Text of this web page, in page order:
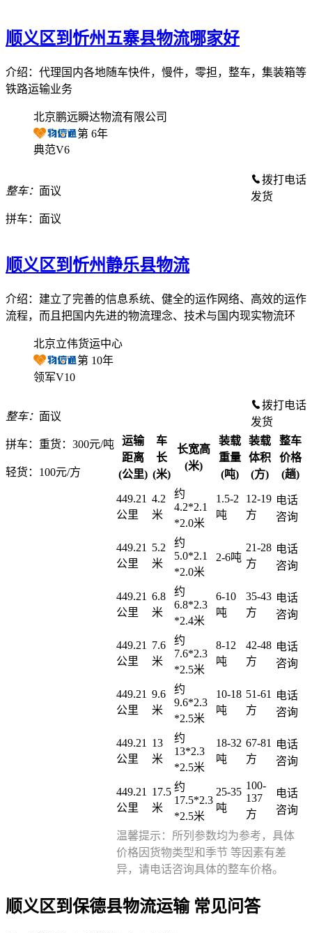
顺义区到忻州五寨县物流哪家好
介绍：代理国内各地随车快件，慢件，零担，整车，集装箱等
铁路运输业务
北京鹏远瞬达物流有限公司
第 6年
典范V6
整车： 面议
拼车： 面议
拨打电话
发货
顺义区到忻州静乐县物流
介绍：建立了完善的信息系统、健全的运作网络、高效的运作
流程，而且把国内先进的物流理念、技术与国内现实物流环
北京立伟货运中心
第 10年
领军V10
整车： 面议
拼车： 重货：300元/吨
轻货： 100元/方
拨打电话
发货
运输
距离
(公里)
车
长
(米)
长宽高
(米)
装载
重量
(吨)
装载
体积
(方)
整车
价格
(趟)
449.21
公里
4.2
米
约
4.2*2.1
*2.0米
1.5-2
吨
12-19
方
电话
咨询
449.21
公里
5.2
米
约
5.0*2.1
*2.0米
2-6吨
21-28
方
电话
咨询
449.21
公里
6.8
米
约
6.8*2.3
*2.4米
6-10
吨
35-43
方
电话
咨询
449.21
公里
7.6
米
约
7.6*2.3
*2.5米
8-12
吨
42-48
方
电话
咨询
449.21
公里
9.6
米
约
9.6*2.3
*2.5米
10-18
吨
51-61
方
电话
咨询
449.21
公里
13
米
约
13*2.3
*2.5米
18-32
吨
67-81
方
电话
咨询
449.21
公里
17.5
米
约
17.5*2.3
*2.5米
25-35
吨
100-
137
方
电话
咨询
温馨提示：所列参数均为参考，具体
价格因货物类型和季节 等因素有差
异，请电话咨询具体的整车价格。
顺义区到保德县物流运输 常见问答